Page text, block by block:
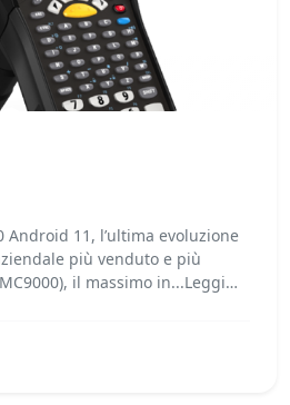
Android 11, l’ultima evoluzione
più venduto e più
il massimo in...Leggi